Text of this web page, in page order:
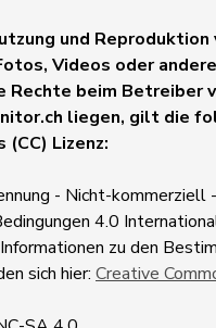
und Reproduktion
Videos oder
Rechte beim Betreiber
liegen, gilt die
(CC) Lizenz:
- Nicht-
4.0
zu den
sich hier: Creative